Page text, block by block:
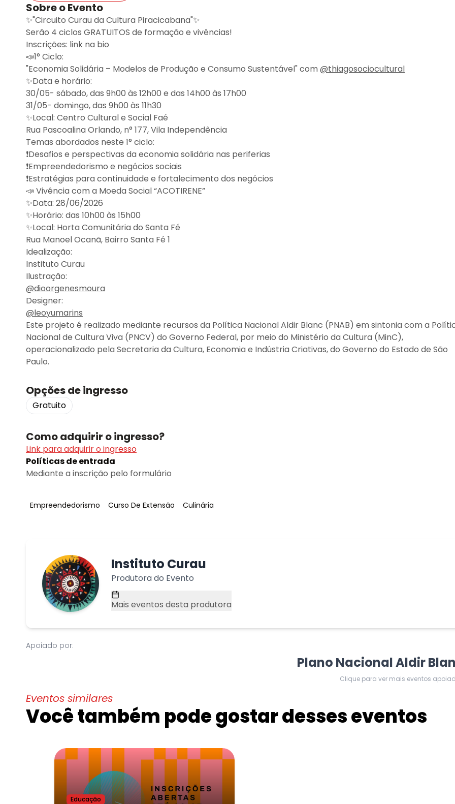
Sobre o Evento
✨️"Circuito Curau da Cultura Piracicabana"✨️
Serão 4 ciclos GRATUITOS de formação e vivências!
Inscrições: link na bio
📣1° Ciclo:
"Economia Solidária – Modelos de Produção e Consumo Sustentável" com@thiagosociocultural
✨️Data e horário:
30/05- sábado, das 9h00 às 12h00 e das 14h00 às 17h00
31/05- domingo, das 9h00 às 11h30
✨️Local: Centro Cultural e Social Faé
Rua Pascoalina Orlando, n° 177, Vila Independência
Temas abordados neste 1° ciclo:
❗️Desafios e perspectivas da economia solidária nas periferias
❗️Empreendedorismo e negócios sociais
❗️Estratégias para continuidade e fortalecimento dos negócios
📣 Vivência com a Moeda Social “ACOTIRENE”
✨️Data: 28/06/2026
✨️Horário: das 10h00 às 15h00
✨️Local: Horta Comunitária do Santa Fé
Rua Manoel Ocanã, Bairro Santa Fé 1
Idealização:
Instituto Curau
Ilustração:
@dioorgenesmoura
Designer:
@leoyumarins
Este projeto é realizado mediante recursos da Política Nacional Aldir Blanc (PNAB) em sintonia com a
Nacional de Cultura Viva (PNCV) do Governo Federal, por meio do Ministério da Cultura (MinC),
operacionalizado pela Secretaria da Cultura, Economia e Indústria Criativas, do Governo do Estado de São
Paulo.
Opções de ingresso
Gratuito
Como adquirir o ingresso?
Link para adquirir o ingresso
Políticas de entrada
Mediante a inscrição pelo formulário
Tag:
Empreendedorismo Tag:
Curso De Extensão Tag:
Culinária
Instituto Curau
Produtora do Evento
Mais eventos desta produtora
Apoiado por:
Plano Nacional Aldir
Clique para ver mais eventos
Eventos similares
Você também pode gostar desses eventos
Educação